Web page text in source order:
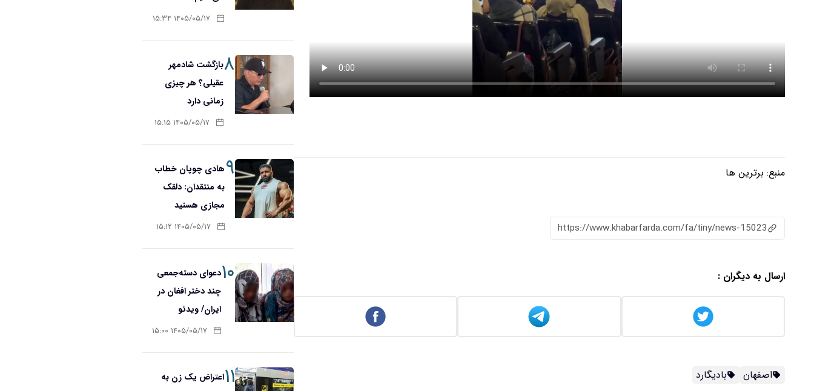
منبع: برترین ها
https://www.khabarfarda.com/fa/tiny/news-15023
ارسال به دیگران :
اصفهان بادیگارد
۱۴۰۵/۰۵/۱۷ ۱۵:۳۴
۸بازگشت شادمهر
عقیلی؟ هر چیزی
زمانی دارد
۱۴۰۵/۰۵/۱۷ ۱۵:۱۵
۹هادی چوپان خطاب
به منتقدان: دلقک
مجازی هستید
۱۴۰۵/۰۵/۱۷ ۱۵:۱۲
۱۰دعوای دسته‌جمعی
چند دختر افغان در
ایران/ ویدئو
۱۴۰۵/۰۵/۱۷ ۱۵:۰۰
۱۱اعتراض یک زن به